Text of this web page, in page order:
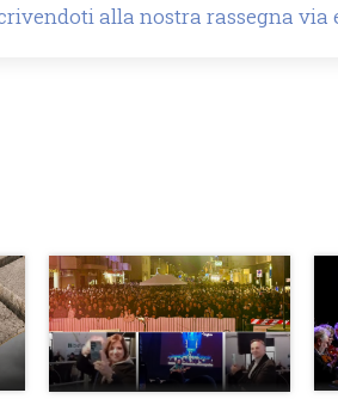
alla nostra rassegna via